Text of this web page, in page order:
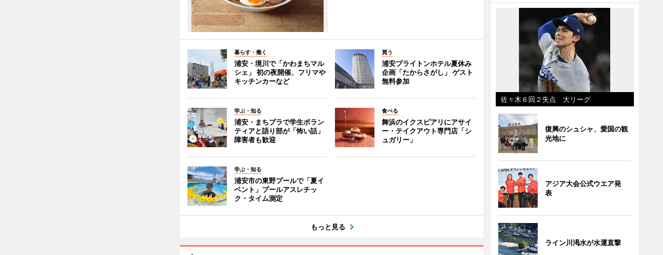
暮らす・働く
浦安・境川で「かわまちマル
シェ」 初の夜開催、フリマや
キッチンカーなど
買う
浦安ブライトンホテル夏休み
企画「たからさがし」 ゲスト
無料参加
学ぶ・知る
浦安・まちプラで学生ボラン
ティアと語り部が「怖い話」
障害者も歓迎
食べる
舞浜のイクスピアリにアサイ
ー・テイクアウト専門店「シ
ュガリー」
学ぶ・知る
浦安市の東野プールで「夏イ
ベント」プールアスレチッ
ク・タイム測定
もっと見る
佐々木６回２失点 大リーグ
復興のシュシャ、愛国の観
光地に
アジア大会公式ウエア発
表
ライン川渇水が水運直撃